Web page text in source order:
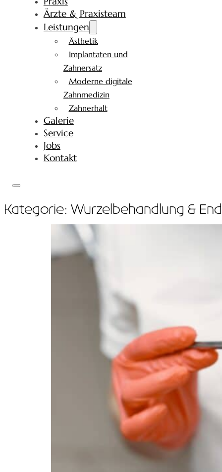
Ärzte & Praxisteam
Leistungen
Ästhetik
Implantaten und
Zahnersatz
Moderne digitale
Zahnmedizin
Zahnerhalt
Galerie
Service
Jobs
Kontakt
Kategorie: Wurzelbehandlung &